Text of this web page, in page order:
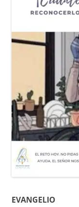
EVANGELIO